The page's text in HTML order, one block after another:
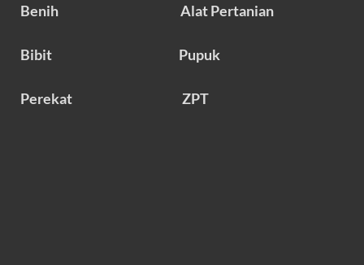
Benih Alat Pertanian
Bibit Pupuk
Perekat ZPT